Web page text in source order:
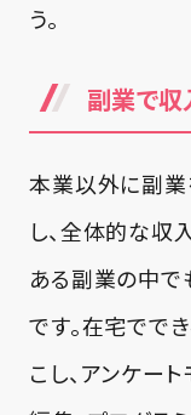
う。
副業で
本業以外に副業
し、全体的な収
ある副業の中で
です。在宅でで
こし、アンケー